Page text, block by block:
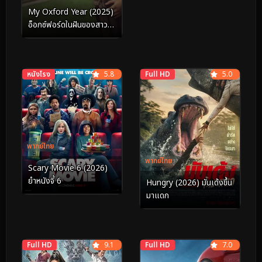
My Oxford Year (2025)
อ็อกซ์ฟอร์ดในฝันของสาว
อเมริกัน
หนังโรง
พากย์ไทย
5.8
Scary Movie 6 (2026)
ยำหนังจี้ 6
Full HD
พากย์ไทย
5.0
Hungry (2026) มันเด้งขึ้น
มาแดก
Full HD 9.1 Full HD 7.0